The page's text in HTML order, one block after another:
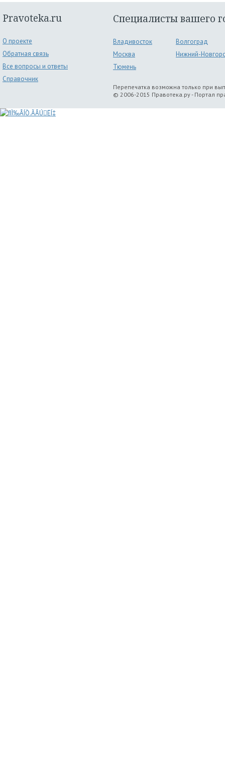
Pravoteka.ru
О проекте
Обратная связь
Все вопросы и ответы
Справочник
Специалисты вашего
Владивосток
Волгоград
Москва
Нижний-
Тюмень
Перепечатка возможна только при
© 2006-2015 Правотека.ру - Портал